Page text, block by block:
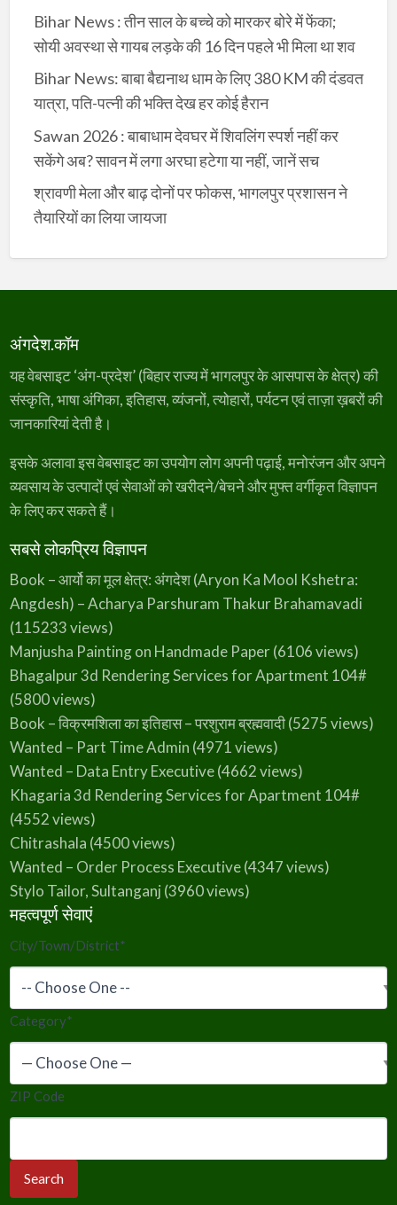
Bihar News : तीन साल के बच्चे को मारकर बोरे में फेंका;
सोयी अवस्था से गायब लड़के की 16 दिन पहले भी मिला था शव
Bihar News: बाबा बैद्यनाथ धाम के लिए 380 KM की दंडवत
यात्रा, पति-पत्नी की भक्ति देख हर कोई हैरान
Sawan 2026 : बाबाधाम देवघर में शिवलिंग स्पर्श नहीं कर
सकेंगे अब? सावन में लगा अरघा हटेगा या नहीं, जानें सच
श्रावणी मेला और बाढ़ दोनों पर फोकस, भागलपुर प्रशासन ने
तैयारियों का लिया जायजा
अंगदेश.कॉम
यह वेबसाइट ‘अंग-प्रदेश’ (बिहार राज्य में भागलपुर के आसपास के क्षेत्र) की
संस्कृति, भाषा अंगिका, इतिहास, व्यंजनों, त्योहारों, पर्यटन एवं ताज़ा ख़बरों की
जानकारियां देती है।
इसके अलावा इस वेबसाइट का उपयोग लोग अपनी पढ़ाई, मनोरंजन और अपने
व्यवसाय के उत्पादों एवं सेवाओं को खरीदने/बेचने और मुफ्त वर्गीकृत विज्ञापन
के लिए कर सकते हैं।
सबसे लोकप्रिय विज्ञापन
Book – आर्यो का मूल क्षेत्र: अंगदेश (Aryon Ka Mool Kshetra:
Angdesh) – Acharya Parshuram Thakur Brahamavadi
(115233 views)
Manjusha Painting on Handmade Paper(6106 views)
Bhagalpur 3d Rendering Services for Apartment 104#
(5800 views)
Book – विक्रमशिला का इतिहास – परशुराम ब्रह्मवादी(5275 views)
Wanted – Part Time Admin (4971 views)
Wanted – Data Entry Executive(4662 views)
Khagaria 3d Rendering Services for Apartment 104#
(4552 views)
Chitrashala (4500 views)
Wanted – Order Process Executive(4347 views)
Stylo Tailor, Sultanganj (3960 views)
महत्वपूर्ण सेवाएं
City/Town/District*
Category*
ZIP Code